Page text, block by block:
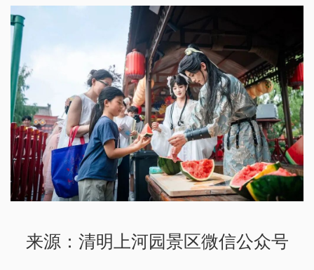
来源：清明上河园景区微信公众号